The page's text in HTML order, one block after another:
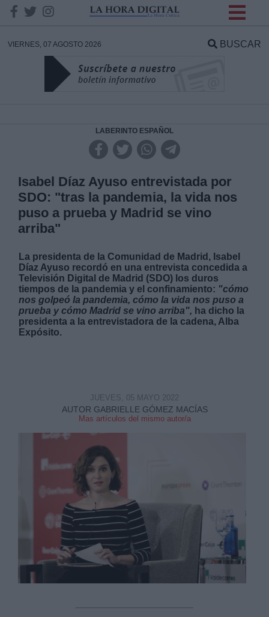
VIERNES, 07 AGOSTO 2026 BUSCAR
LABERINTO ESPAÑOL
Isabel Díaz Ayuso entrevistada por
SDO: "tras la pandemia, la vida nos
puso a prueba y Madrid se vino
arriba"
La presidenta de la Comunidad de Madrid, Isabel
Díaz Ayuso recordó en una entrevista concedida a
Televisión Digital de Madrid (SDO) los duros
tiempos de la pandemia y el confinamiento: "cómo
nos golpeó la pandemia, cómo la vida nos puso a
prueba y cómo Madrid se vino arriba", ha dicho la
presidenta a la entrevistadora de la cadena, Alba
Expósito.
AUTOR GABRIELLE GÓMEZ MACÍAS
Mas artículos del mismo autor/a
JUEVES, 05 MAYO 2022
DATOS
Responsable:
Legitimación:
Información adicional